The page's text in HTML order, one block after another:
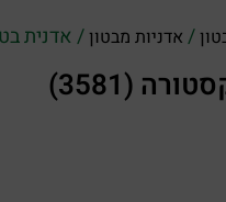
/ אדניות מבטון/ אדנית
(3581)